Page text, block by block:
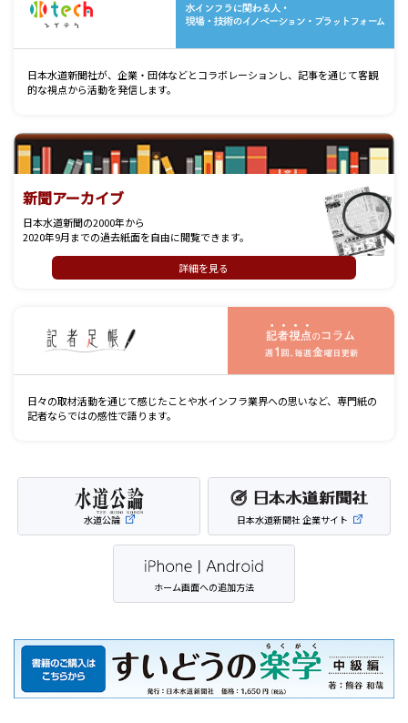
日本水道新聞社が、企業・団体などとコラボレーションし、記事を通じて客観
的な視点から活動を発信します。
新聞アーカイブ
日本水道新聞の2000年から
2020年9月までの過去紙面を自由に閲覧できます。
詳細を見る
日々の取材活動を通じて感じたことや水インフラ業界への思いなど、専門紙の
記者ならではの感性で語ります。
水道公論 日本水道新聞社 企業サイト
ホーム画面への追加方法